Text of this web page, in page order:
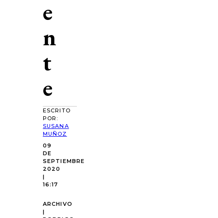
e
n
t
e
ESCRITO
POR:
SUSANA
MUÑOZ
09
DE
SEPTIEMBRE
2020
|
16:17
ARCHIVO
|